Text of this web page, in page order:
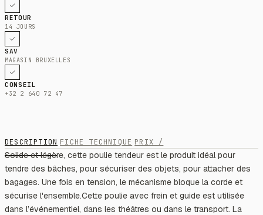
RETOUR
14 JOURS
SAV
MAGASIN BRUXELLES
CONSEIL
+32 2 640 72 47
DESCRIPTION FICHE TECHNIQUE PRIX /
Solide et légère, cette poulie tendeur est le produit idéal pour
tendre des bâches, pour sécuriser des objets, pour attacher des
bagages. Une fois en tension, le mécanisme bloque la corde et
sécurise l'ensemble.Cette poulie avec frein et guide est utilisée
dans l’événementiel, dans les théâtres ou dans le transport. La